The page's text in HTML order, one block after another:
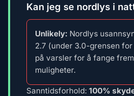
Kan jeg se nordlys i
Unlikely: Nordlys
2.7 (under 3.0-grensen
på varsler for å fange
muligheter.
Sanntidsforhold: 100%